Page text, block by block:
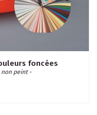
foncées
peint -